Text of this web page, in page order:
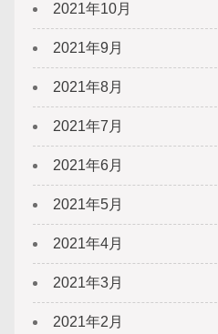
2021年10月
2021年9月
2021年8月
2021年7月
2021年6月
2021年5月
2021年4月
2021年3月
2021年2月